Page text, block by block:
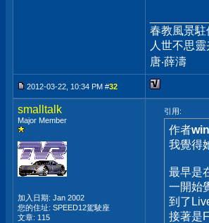
春教風景駐
人世不思靈
唐‧薛濤
2012-03-22, 10:34 PM #32
smalltalk
Major Member
加入日期: Jan 2002
您的住址: SPEED12駕駛座
文章: 115
引用:
作者
我覺得
最早是
一開始
到了
接著是